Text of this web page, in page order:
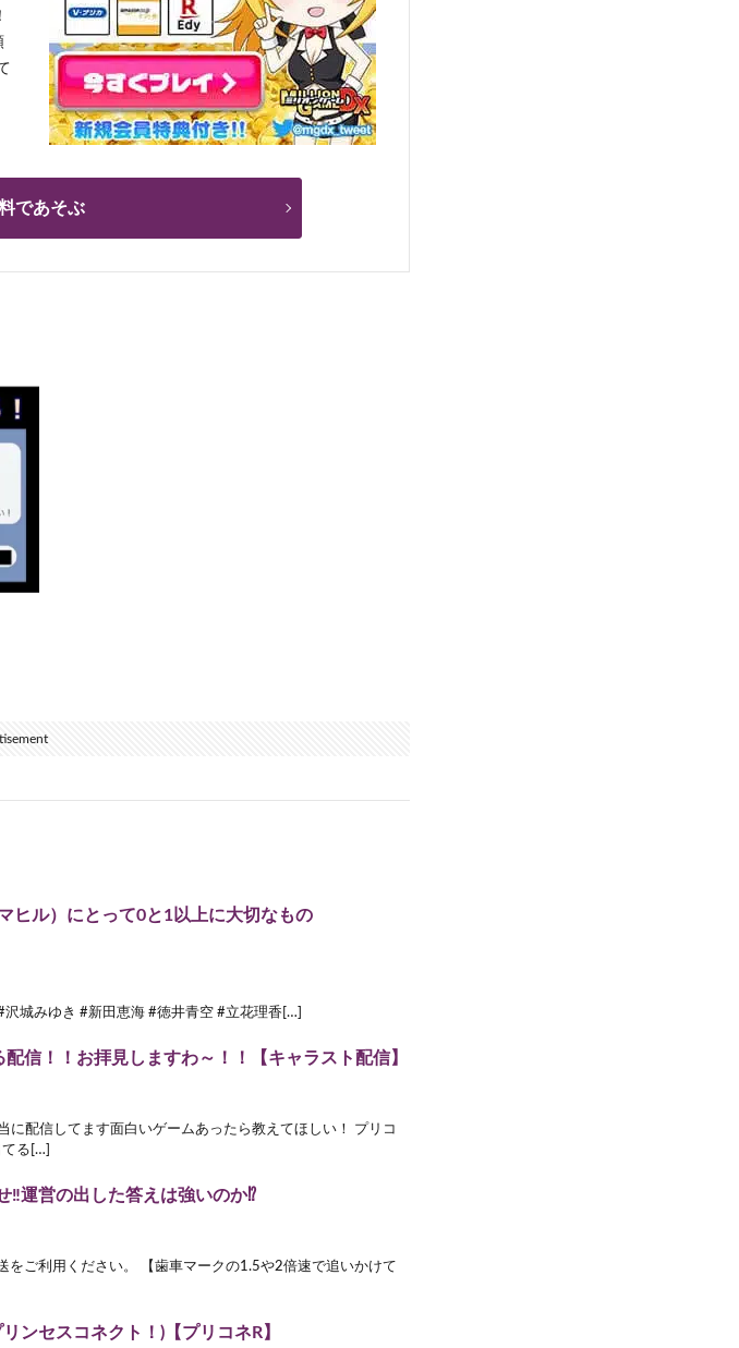
であそぶ
ヒル）にとって0と1以上に大切なもの
城みゆき #新田恵海 #徳井青空 #立花理香[…]
信！！お拝見しますわ～！！【キャラスト配信】
に配信してます面白いゲームあったら教えてほしい！ プリコ
る[…]
‼運営の出した答えは強いのか⁉
をご利用ください。 【歯車マークの1.5や2倍速で追いかけて
ンセスコネクト！)【プリコネR】